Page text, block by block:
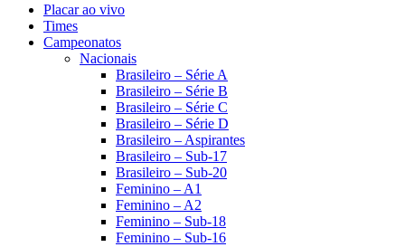
Placar ao vivo
Times
Campeonatos
Nacionais
Brasileiro – Série A
Brasileiro – Série B
Brasileiro – Série C
Brasileiro – Série D
Brasileiro – Aspirantes
Brasileiro – Sub-17
Brasileiro – Sub-20
Feminino – A1
Feminino – A2
Feminino – Sub-18
Feminino – Sub-16